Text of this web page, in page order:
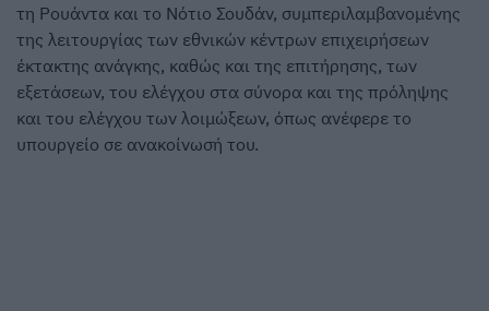
τη Ρουάντα και το Νότιο Σουδάν, συμπεριλαμβανομένης
της λειτουργίας των εθνικών κέντρων επιχειρήσεων
έκτακτης ανάγκης, καθώς και της επιτήρησης, των
εξετάσεων, του ελέγχου στα σύνορα και της πρόληψης
και του ελέγχου των λοιμώξεων, όπως ανέφερε το
υπουργείο σε ανακοίνωσή του.